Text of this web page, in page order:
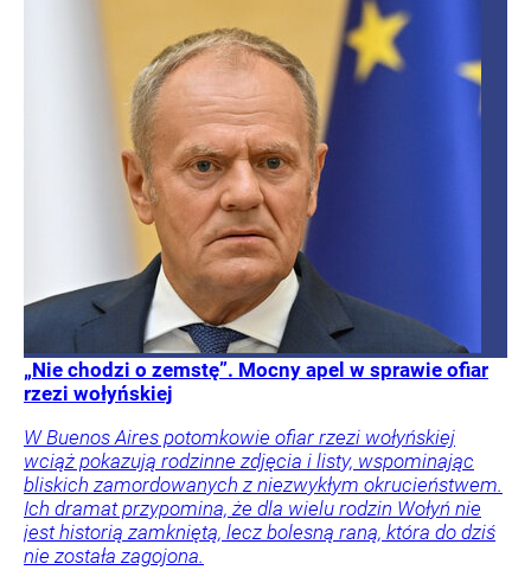
„Nie chodzi o zemstę”. Mocny apel w sprawie ofiar
rzezi wołyńskiej
W Buenos Aires potomkowie ofiar rzezi wołyńskiej
wciąż pokazują rodzinne zdjęcia i listy, wspominając
bliskich zamordowanych z niezwykłym okrucieństwem.
Ich dramat przypomina, że dla wielu rodzin Wołyń nie
jest historią zamkniętą, lecz bolesną raną, która do dziś
nie została zagojona.